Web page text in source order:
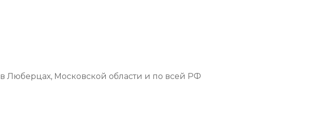
в Люберцах, Московской области и по всей РФ